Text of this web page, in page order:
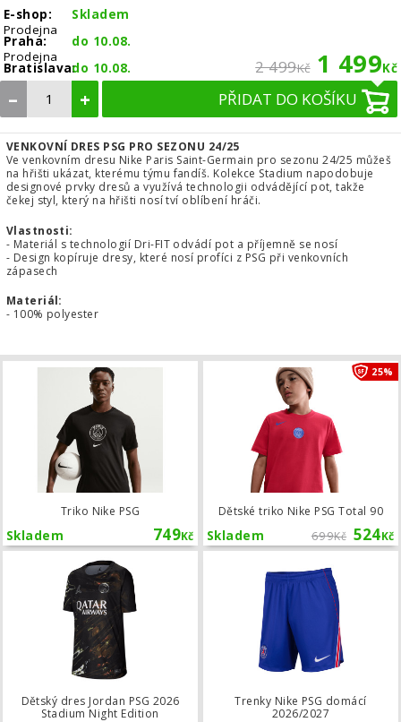
E-shop:
Skladem
Prodejna
Praha:
do 10.08.
Prodejna
Bratislava:do 10.08. 2 499Kč 1 499Kč
– + PŘIDAT DO KOŠÍKU
VENKOVNÍ DRES PSG PRO SEZONU 24/25
Ve venkovním dresu Nike Paris Saint-Germain pro sezonu 24/25 můžeš
na hřišti ukázat, kterému týmu fandíš. Kolekce Stadium napodobuje
designové prvky dresů a využívá technologii odvádějící pot, takže
čekej styl, který na hřišti nosí tví oblíbení hráči.
Vlastnosti:
- Materiál s technologií Dri-FIT odvádí pot a příjemně se nosí
- Design kopíruje dresy, které nosí profíci z PSG při venkovních
zápasech
Materiál:
- 100% polyester
Triko Nike PSG
749Kč
Skladem
Triko Nike PSG
Dětské triko Nike PSG Total 90
699Kč 524Kč
Skladem
25%
Dětský dres Jordan PSG 2026
Stadium Night Edition
Trenky Nike PSG domácí
2026/2027